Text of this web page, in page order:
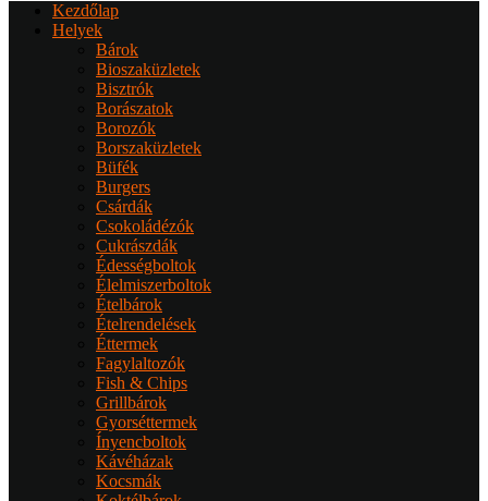
Kezdőlap
Helyek
Bárok
Bioszaküzletek
Bisztrók
Borászatok
Borozók
Borszaküzletek
Büfék
Burgers
Csárdák
Csokoládézók
Cukrászdák
Édességboltok
Élelmiszerboltok
Ételbárok
Ételrendelések
Éttermek
Fagylaltozók
Fish & Chips
Grillbárok
Gyorséttermek
Ínyencboltok
Kávéházak
Kocsmák